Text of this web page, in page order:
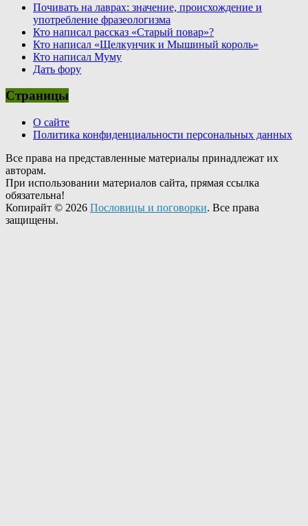
Почивать на лаврах: значение, происхождение и
употребление фразеологизма
Кто написал рассказ «Старый повар»?
Кто написал «Щелкунчик и Мышиный король»
Кто написал Муму
Дать фору
Страницы
О сайте
Политика конфиденциальности персональных данных
Все права на представленные материалы принадлежат их
авторам.
При использовании материалов сайта, прямая ссылка
обязательна!
Копирайт © 2026 Пословицы и поговорки. Все права
защищены.